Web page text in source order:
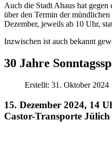
Auch die Stadt Ahaus hat
über den Termin der
Dezember, jeweils ab 10 Uhr,
Inzwischen ist auch bekannt
30 Jahre
Erstellt: 31. Oktober 2024
15. Dezember 2024, 14
Castor-Transporte